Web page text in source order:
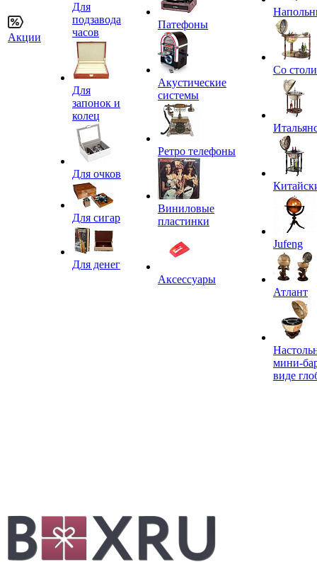
Акции
Для
подзавода
часов
Для
запонок и
колец
Для очков
Для сигар
Для денег
Патефоны
Акустические
системы
Ретро телефоны
Виниловые
пластинки
Аксессуары
Со
Jufeng
Атлант
мини-
виде